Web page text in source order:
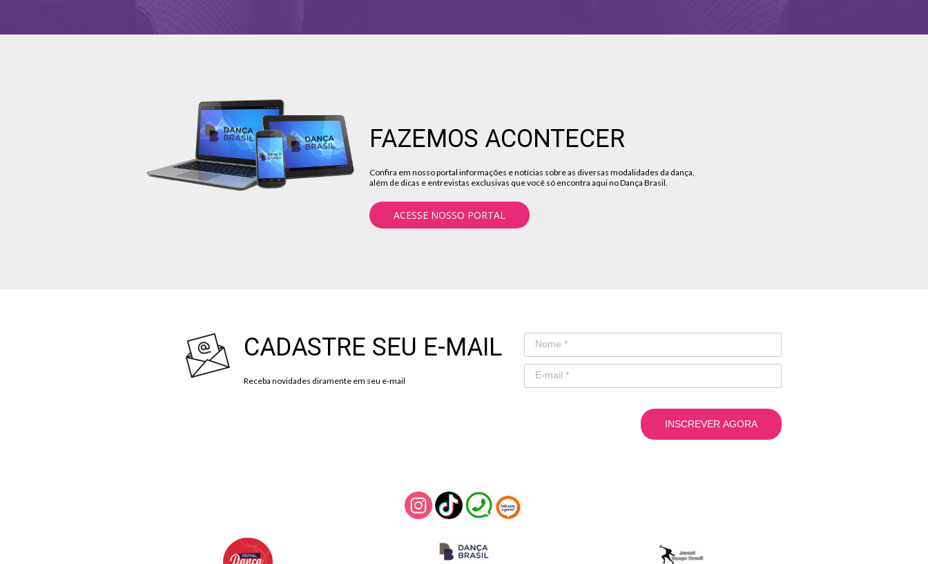
FAZEMOS ACONTECER
Confira em nosso portal informações e notícias sobre as diversas modalidades da dança,
além de dicas e entrevistas exclusivas que você só encontra aqui no Dança Brasil.
ACESSE NOSSO PORTAL
CADASTRE SEU E-MAIL
Receba novidades diramente em seu e-mail
INSCREVER AGORA